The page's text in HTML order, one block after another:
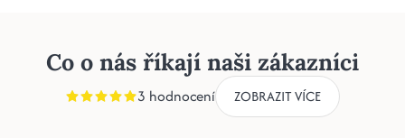
Co o nás říkají naši zákazníci
3 hodnocení ZOBRAZIT VÍCE